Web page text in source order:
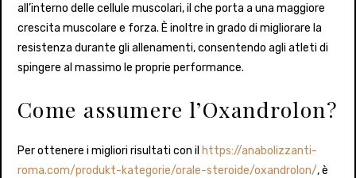
all’interno delle cellule muscolari, il che porta a una maggiore
crescita muscolare e forza. È inoltre in grado di migliorare la
resistenza durante gli allenamenti, consentendo agli atleti di
spingere al massimo le proprie performance.
Come assumere l’Oxandrolon?
Per ottenere i migliori risultati con il https://anabolizzanti-
roma.com/produkt-kategorie/orale-steroide/oxandrolon/, è